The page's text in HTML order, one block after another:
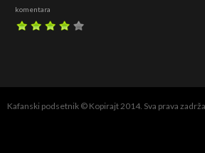
komentara
Kafanski podsetnik © Kopirajt 2014. Sva prava